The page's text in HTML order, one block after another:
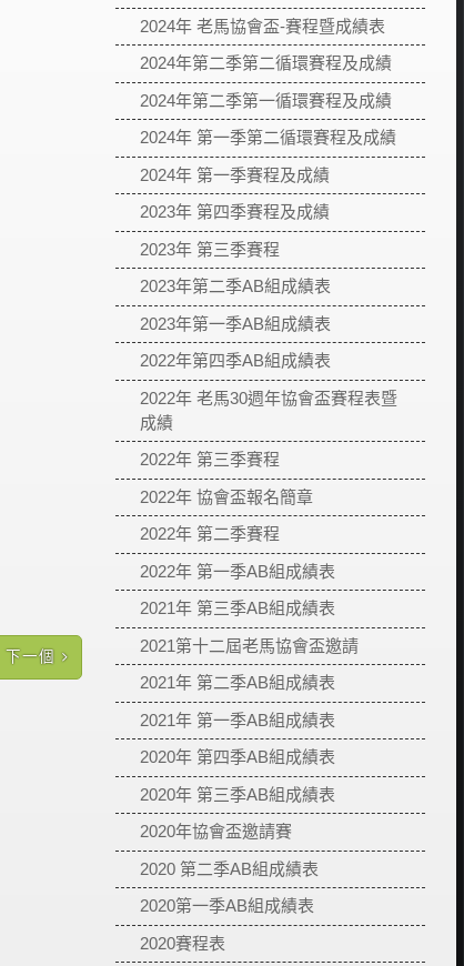
2024年 老馬協會盃-賽程暨成績表
2024年第二季第二循環賽程及成績
2024年第二季第一循環賽程及成績
2024年 第一季第二循環賽程及成績
2024年 第一季賽程及成績
2023年 第四季賽程及成績
2023年 第三季賽程
2023年第二季AB組成績表
2023年第一季AB組成績表
2022年第四季AB組成績表
2022年 老馬30週年協會盃賽程表暨
成績
2022年 第三季賽程
2022年 協會盃報名簡章
2022年 第二季賽程
2022年 第一季AB組成績表
2021年 第三季AB組成績表
2021第十二屆老馬協會盃邀請
2021年 第二季AB組成績表
2021年 第一季AB組成績表
2020年 第四季AB組成績表
2020年 第三季AB組成績表
2020年協會盃邀請賽
2020 第二季AB組成績表
2020第一季AB組成績表
2020賽程表
下一個